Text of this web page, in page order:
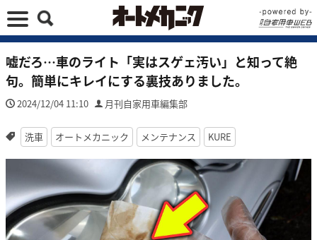
嘘だろ…車のライト「実はスゲェ汚い」と知って絶
句。簡単にキレイにする裏技ありました。
2024/12/04 11:10 月刊自家用車編集部
洗車 オートメカニック メンテナンス KURE